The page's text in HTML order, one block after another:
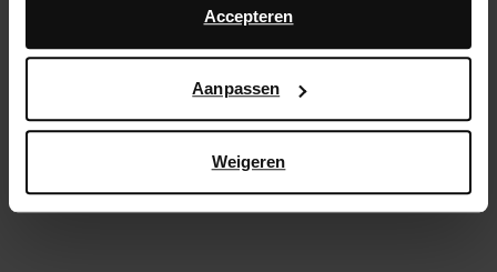
advertentie- en meetdoeleinden. Meer informatie over
hoe Google uw persoonsgegevens gebruikt, vindt u op
Accepteren
Aanpassen
Weigeren
Product details
Bezorgen & retour